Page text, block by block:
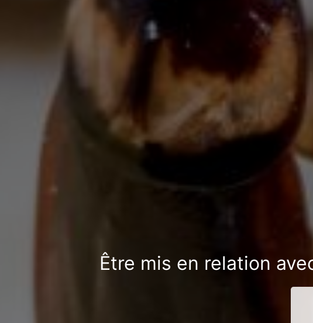
Être mis en relation